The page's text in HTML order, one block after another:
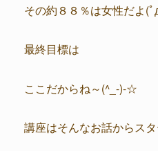
その約８８％は女性だよ(ﾟ
最終目標は
ここだからね～(^_-)-☆
講座はそんなお話からスタ